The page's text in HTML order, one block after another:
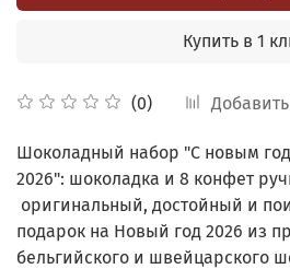
(0)
Купить в 1
Шоколадный набор "С новым
2026": шоколадка и 8 конфет
оригинальный, достойный и
подарок на Новый год 2026 из
бельгийского и швейцарского